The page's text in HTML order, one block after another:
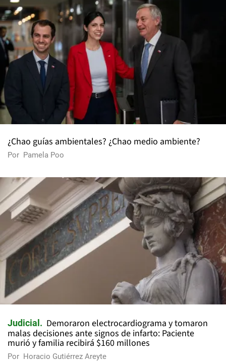
¿Chao guías ambientales? ¿Chao medio ambiente?
Por Pamela Poo
Judicial
Demoraron electrocardiograma y tomaron
malas decisiones ante signos de infarto: Paciente
murió y familia recibirá $160 millones
Por Horacio Gutiérrez Areyte